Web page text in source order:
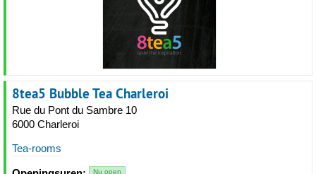
8tea5 Bubble Tea Charleroi
Rue du Pont du Sambre 10
6000 Charleroi
Tea-rooms
Nu open